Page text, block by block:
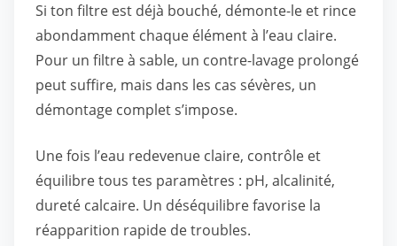
Si ton filtre est déjà bouché, démonte-le et rince
abondamment chaque élément à l’eau claire.
Pour un filtre à sable, un contre-lavage prolongé
peut suffire, mais dans les cas sévères, un
démontage complet s’impose.
Une fois l’eau redevenue claire, contrôle et
équilibre tous tes paramètres : pH, alcalinité,
dureté calcaire. Un déséquilibre favorise la
réapparition rapide de troubles.